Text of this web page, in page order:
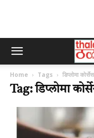
Home Tags डिप्लोमा कोर्सेस
Tag: डिप्लोमा